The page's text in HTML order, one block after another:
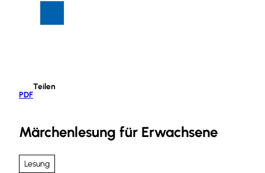
PDF
Teilen
Märchenlesung für Erwachsene
Lesung